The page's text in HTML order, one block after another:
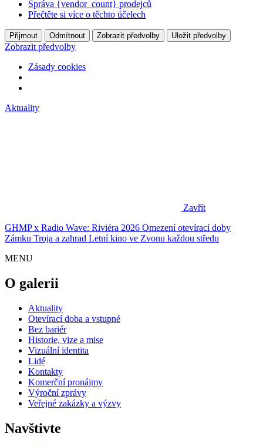
Správa {vendor_count} prodejců
Přečtěte si více o těchto účelech
Přijmout Odmítnout Zobrazit předvolby Uložit předvolby
Zobrazit předvolby
Zásady cookies
Aktuality
Zavřít
GHMP x Radio Wave: Riviéra 2026 Omezení otevírací doby
Zámku Troja a zahrad Letní kino ve Zvonu každou středu
MENU
O galerii
Aktuality
Otevírací doba a vstupné
Bez bariér
Historie, vize a mise
Vizuální identita
Lidé
Kontakty
Komerční pronájmy
Výroční zprávy
Veřejné zakázky a výzvy
Navštivte